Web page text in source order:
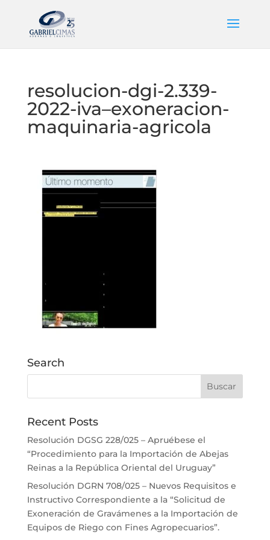
resolucion-dgi-2.339-
2022-iva–exoneracion-
maquinaria-agricola
Search
Recent Posts
Resolución DGSG 228/025 – Apruébese el
“Procedimiento para la Importación de Abejas
Reinas a la República Oriental del Uruguay”
Resolución DGRN 708/025 – Nuevos Requisitos e
Instructivo Correspondiente a la “Solicitud de
Exoneración de Gravámenes a la Importación de
Equipos de Riego con Fines Agropecuarios”.